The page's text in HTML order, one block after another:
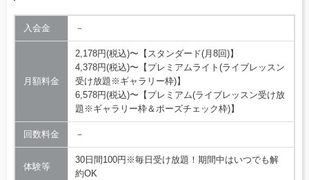
入会金 －
月額料金
2,178円(税込)〜【スタンダード(月8回)】
4,378円(税込)〜【プレミアムライト(ライブレッスン
受け放題※ギャラリー枠)】
6,578円(税込)〜【プレミアム(ライブレッスン受け放
題※ギャラリー枠＆ポーズチェック枠)】
回数料金 －
体験等
30日間100円※毎日受け放題！期間中はいつでも解
約OK